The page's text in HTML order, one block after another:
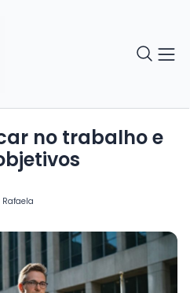
Rafaela
no trabalho e